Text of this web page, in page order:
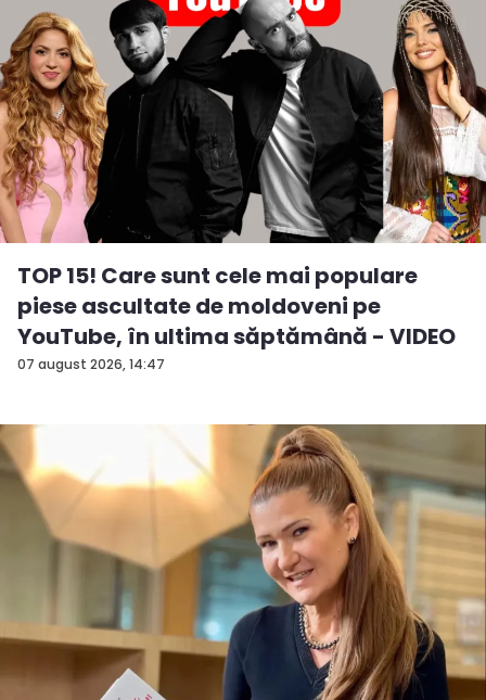
07 august 2026, 14:47
TOP 15! Care sunt cele mai populare
piese ascultate de moldoveni pe
YouTube, în ultima săptămână - VIDEO